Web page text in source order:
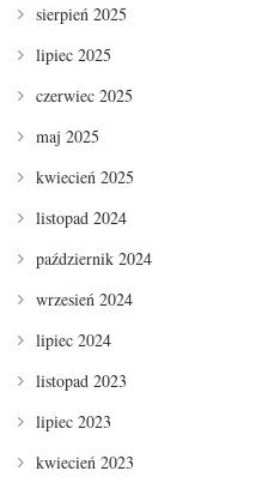
sierpień 2025
lipiec 2025
czerwiec 2025
maj 2025
kwiecień 2025
listopad 2024
październik 2024
wrzesień 2024
lipiec 2024
listopad 2023
lipiec 2023
kwiecień 2023